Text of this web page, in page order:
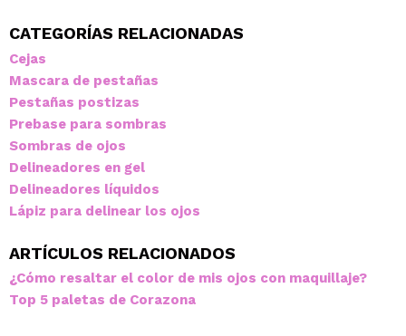
CATEGORÍAS RELACIONADAS
Cejas
Mascara de pestañas
Pestañas postizas
Prebase para sombras
Sombras de ojos
Delineadores en gel
Delineadores líquidos
Lápiz para delinear los ojos
ARTÍCULOS RELACIONADOS
¿Cómo resaltar el color de mis ojos con maquillaje?
Top 5 paletas de Corazona